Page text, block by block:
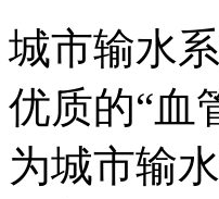
城市输水
优质的“血
为城市输